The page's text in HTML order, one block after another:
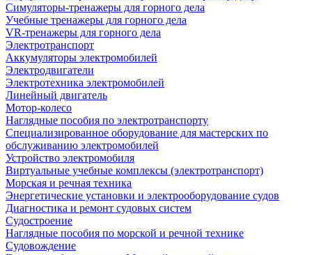
Симуляторы-тренажеры для горного дела
Учебные тренажеры для горного дела
VR-тренажеры для горного дела
Электротранспорт
Аккумуляторы электромобилей
Электродвигатели
Электротехника электромобилей
Линейный двигатель
Мотор-колесо
Наглядные пособия по электротранспорту
Специализированное оборудование для мастерских по
обслуживанию электромобилей
Устройство электромобиля
Виртуальные учебные комплексы (электротранспорт)
Морская и речная техника
Энергетические установки и электрооборудование судов
Диагностика и ремонт судовых систем
Судостроение
Наглядные пособия по морской и речной технике
Судовождение